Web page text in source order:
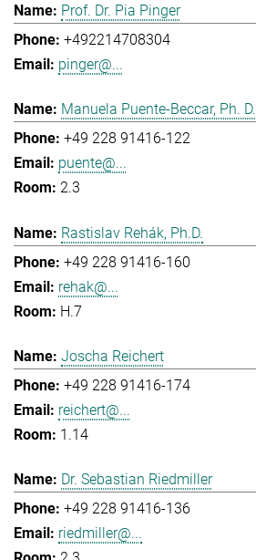
Prof. Dr. Pia Pinger
+492214708304
pinger@...
Manuela Puente-Beccar, Ph. D.
+49 228 91416-122
puente@...
2.3
Rastislav Rehák, Ph.D.
+49 228 91416-160
rehak@...
H.7
Joscha Reichert
+49 228 91416-174
reichert@...
1.14
Dr. Sebastian Riedmiller
+49 228 91416-136
riedmiller@...